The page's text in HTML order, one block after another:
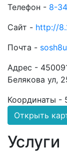
Телефон - 8-
Сайт - http://
Почта -
Адрес -
Белякова ул,
Координаты -
Открыть
Услуги